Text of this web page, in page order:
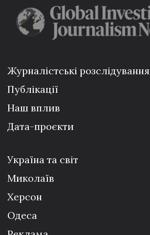
Журналістські розслідування
Публікації
Наш вплив
Дата-проєкти
Україна та світ
Миколаїв
Херсон
Одеса